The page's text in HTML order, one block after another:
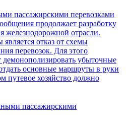
пассажирскими перевозками
продолжает разработку
железнодорожной отрасли.
отказ от схемы
перевозок. Для этого
демонополизировать убыточные
основные маршруты в руки
путевое хозяйство должно